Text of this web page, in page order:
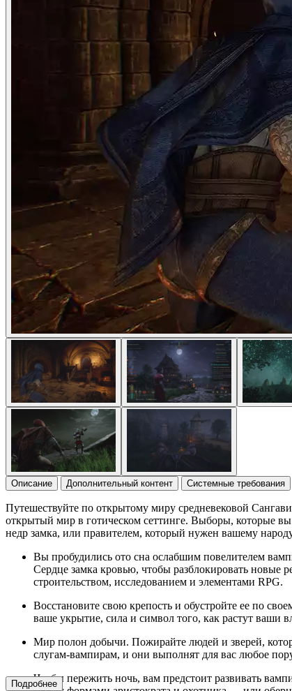
Описание Дополнительный контент Системные требования
Путешествуйте по открытому миру средневековой
открытый мир в готическом сеттинге. Выборы, которые
недр замка, или правителем, который нужен вашему
Вы пробудились ото сна ослабшим повелителем
Сердце замка кровью, чтобы разблокировать
строительством, исследованием и элементами RPG.
Восстановите свою крепость и обустройте ее по
ваше укрытие, сила и символ того, как растут ваши
Мир полон добычи. Пожирайте людей и зверей,
слугам-вампирам, и они выполнят для вас любое
Чтобы пережить ночь, вам предстоит развивать
Подробнее